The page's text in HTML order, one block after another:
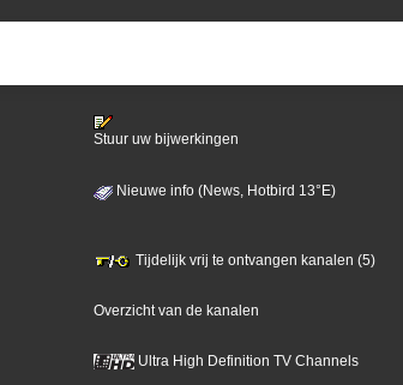
Stuur uw bijwerkingen
Nieuwe info (News, Hotbird 13°E)
Tijdelijk vrij te ontvangen kanalen (5)
Overzicht van de kanalen
Ultra High Definition TV Channels